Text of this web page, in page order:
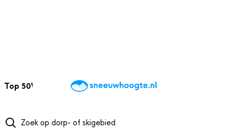
Top 50Webcams WintersportweerKaarten